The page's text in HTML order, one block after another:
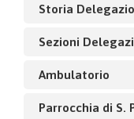
Storia
Sezioni
Ambulatorio
Parrocchia di S.